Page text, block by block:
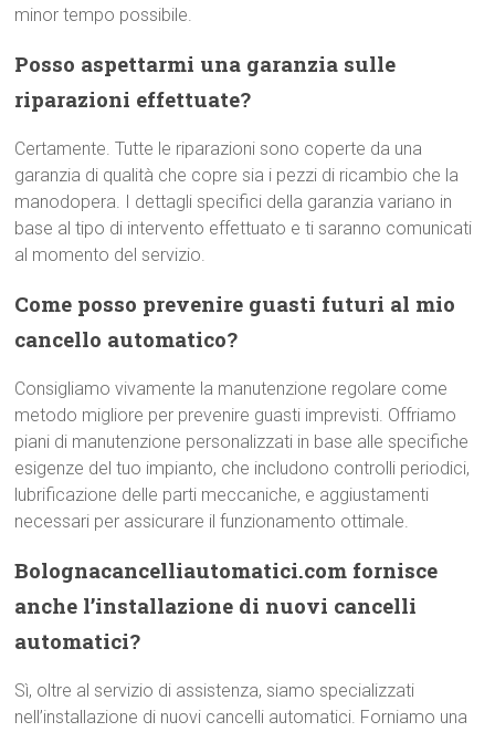
minor tempo possibile.
Posso aspettarmi una garanzia sulle
riparazioni effettuate?
Certamente. Tutte le riparazioni sono coperte da una
garanzia di qualità che copre sia i pezzi di ricambio che la
manodopera. I dettagli specifici della garanzia variano in
base al tipo di intervento effettuato e ti saranno comunicati
al momento del servizio.
Come posso prevenire guasti futuri al mio
cancello automatico?
Consigliamo vivamente la manutenzione regolare come
metodo migliore per prevenire guasti imprevisti. Offriamo
piani di manutenzione personalizzati in base alle specifiche
esigenze del tuo impianto, che includono controlli periodici,
lubrificazione delle parti meccaniche, e aggiustamenti
necessari per assicurare il funzionamento ottimale.
Bolognacancelliautomatici.com fornisce
anche l’installazione di nuovi cancelli
automatici?
Sì, oltre al servizio di assistenza, siamo specializzati
nell’installazione di nuovi cancelli automatici. Forniamo una